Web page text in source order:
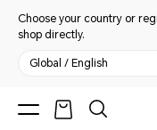
Choose your country or
shop directly.
Global / English